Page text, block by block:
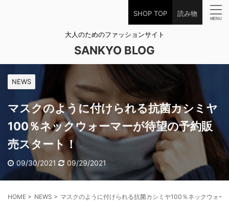
SHOP TOP 読み物
大人のためのファッションサイト
SANKYO BLOG
NEWS
マスクのように付けられる抗菌カシミヤ
100％ネックウォーマーが待望の予約販
売スタート！
09/30/2021 09/29/2021
HOME > NEWS > マスクのように付けられる抗菌カシミヤ100％ネックウォー